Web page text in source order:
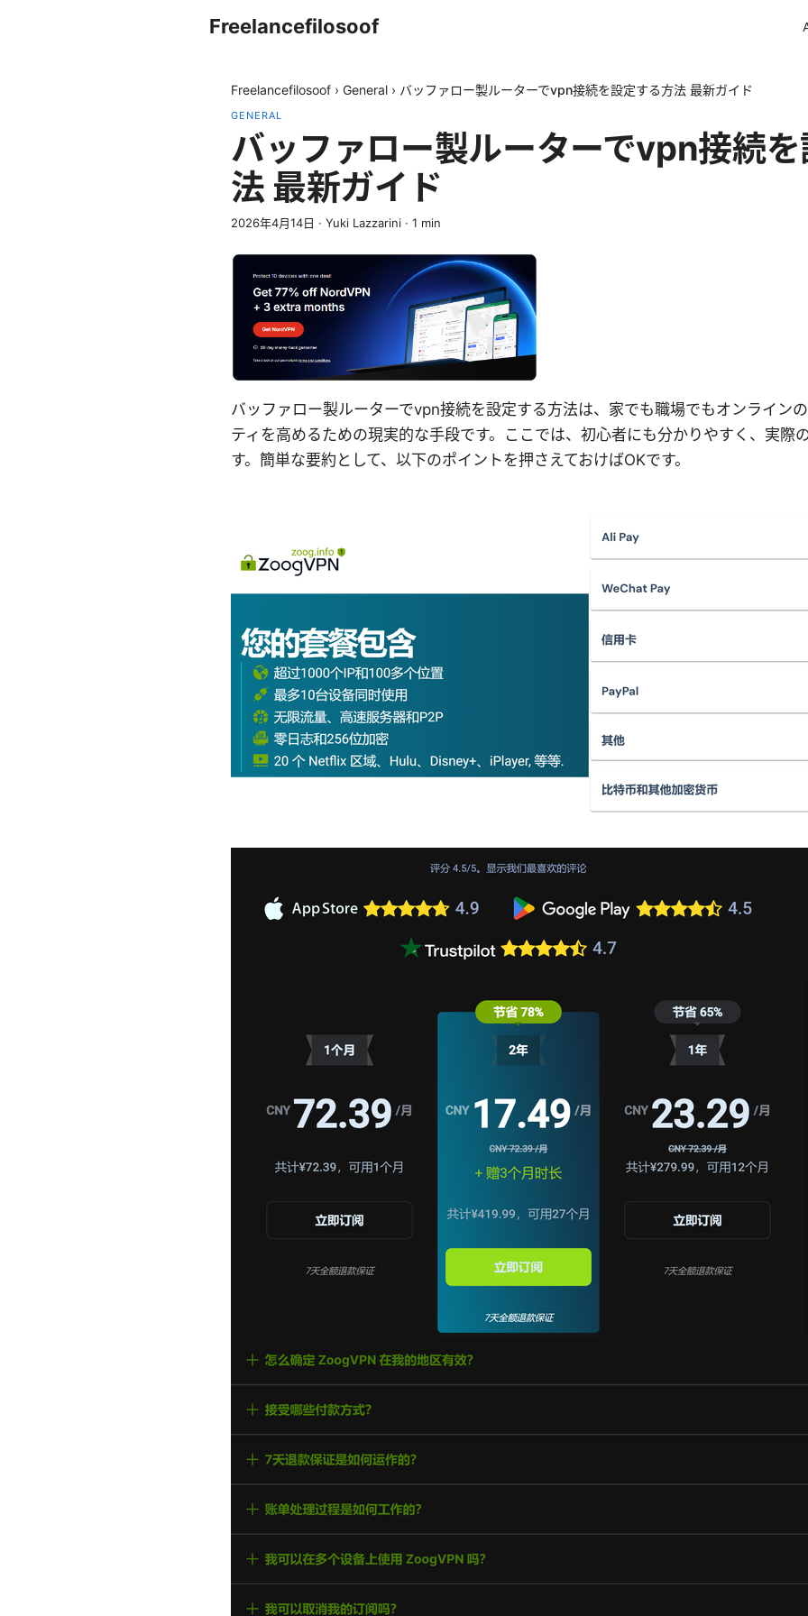
Freelancefilosoof
Freelancefilosoof › General › バッファロー製ルーターでvpn接続を設定する方法 最新ガイド
GENERAL
バッファロー製ルーターでvpn接続
法 最新ガイド
2026年4月14日 · Yuki Lazzarini · 1 min
バッファロー製ルーターでvpn接続を設定する方法は、家でも職場でもオンライン
ティを高めるための現実的な手段です。ここでは、初心者にも分かりやすく、実際
す。簡単な要約として、以下のポイントを押さえておけばOKです。